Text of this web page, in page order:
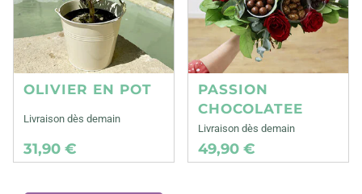
OLIVIER EN POT
Livraison dès demain
31,90 €
PASSION
CHOCOLATEE
Livraison dès demain
49,90 €